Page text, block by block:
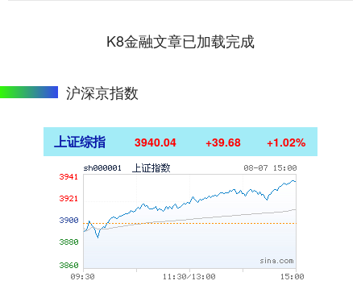
K8金融文章已加载完成
沪深京指数
上证综指 3940.04 +39.68 +1.02%